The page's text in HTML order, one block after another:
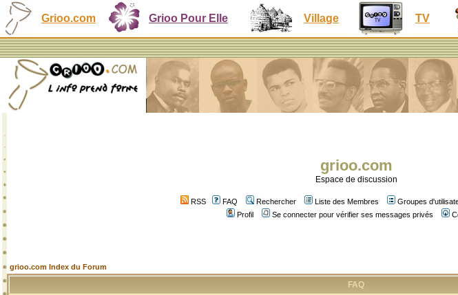
Grioo.com Grioo Pour Elle Village TV
grioo.com
Espace de discussion
RSS FAQ Rechercher Liste des Membres Groupes
Profil
Se connecter pour vérifier ses messages privés
grioo.com Index du Forum
FAQ